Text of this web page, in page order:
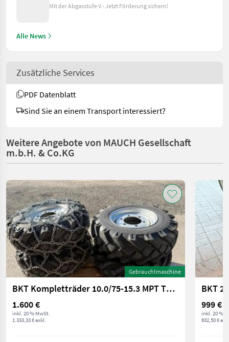
Mit der Abgasstufe V - Jetzt Förderung sichern!
Alle News
Zusätzliche Services
PDF Datenblatt
Sind Sie an einem Transport interessiert?
Weitere Angebote von MAUCH Gesellschaft
m.b.H. & Co.KG
Gebrauchtmaschine
BKT Kompletträder 10.0/75-15.3 MPT TR03 Weidemann
1.600 €
inkl. 20 % MwSt.
1.333,33 € exkl.
BKT
999 €
inkl. 20 %
832,50 €